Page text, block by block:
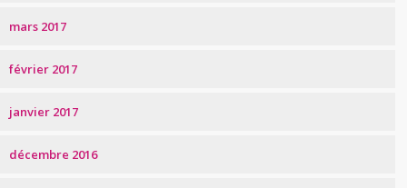
mars 2017
février 2017
janvier 2017
décembre 2016